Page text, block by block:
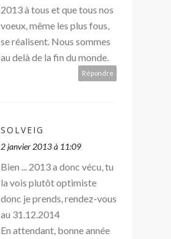
2013 à tous et que tous nos
voeux, même les plus fous,
se réalisent. Nous sommes
au delà de la fin du monde.
Répondre
SOLVEIG
2 janvier 2013 à 11:09
Bien ... 2013 a donc vécu, tu
la vois plutôt optimiste
donc je prends, rendez-vous
au 31.12.2014
En attendant, bonne année